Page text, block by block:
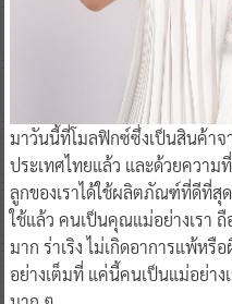
มาวันนี้ที่โมลฟิกซ์ซึ่งเป็นสินค้าจ
ประเทศไทยแล้ว และด้วยความ
ลูกของเราได้ใช้ผลิตภัณฑ์ที่ดีที่สุ
ใช้แล้ว คนเป็นคุณแม่อย่างเรา
มาก ร่าเริง ไม่เกิดอาการแพ้หรื
อย่างเต็มที่ แค่นี้คนเป็นแม่อย่า